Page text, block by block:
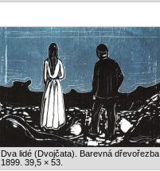
Dva lidé (Dvojčata). Barevná dřevořezba.
1899. 39,5 × 53.